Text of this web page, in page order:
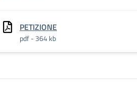
PETIZIONE
pdf - 364 kb